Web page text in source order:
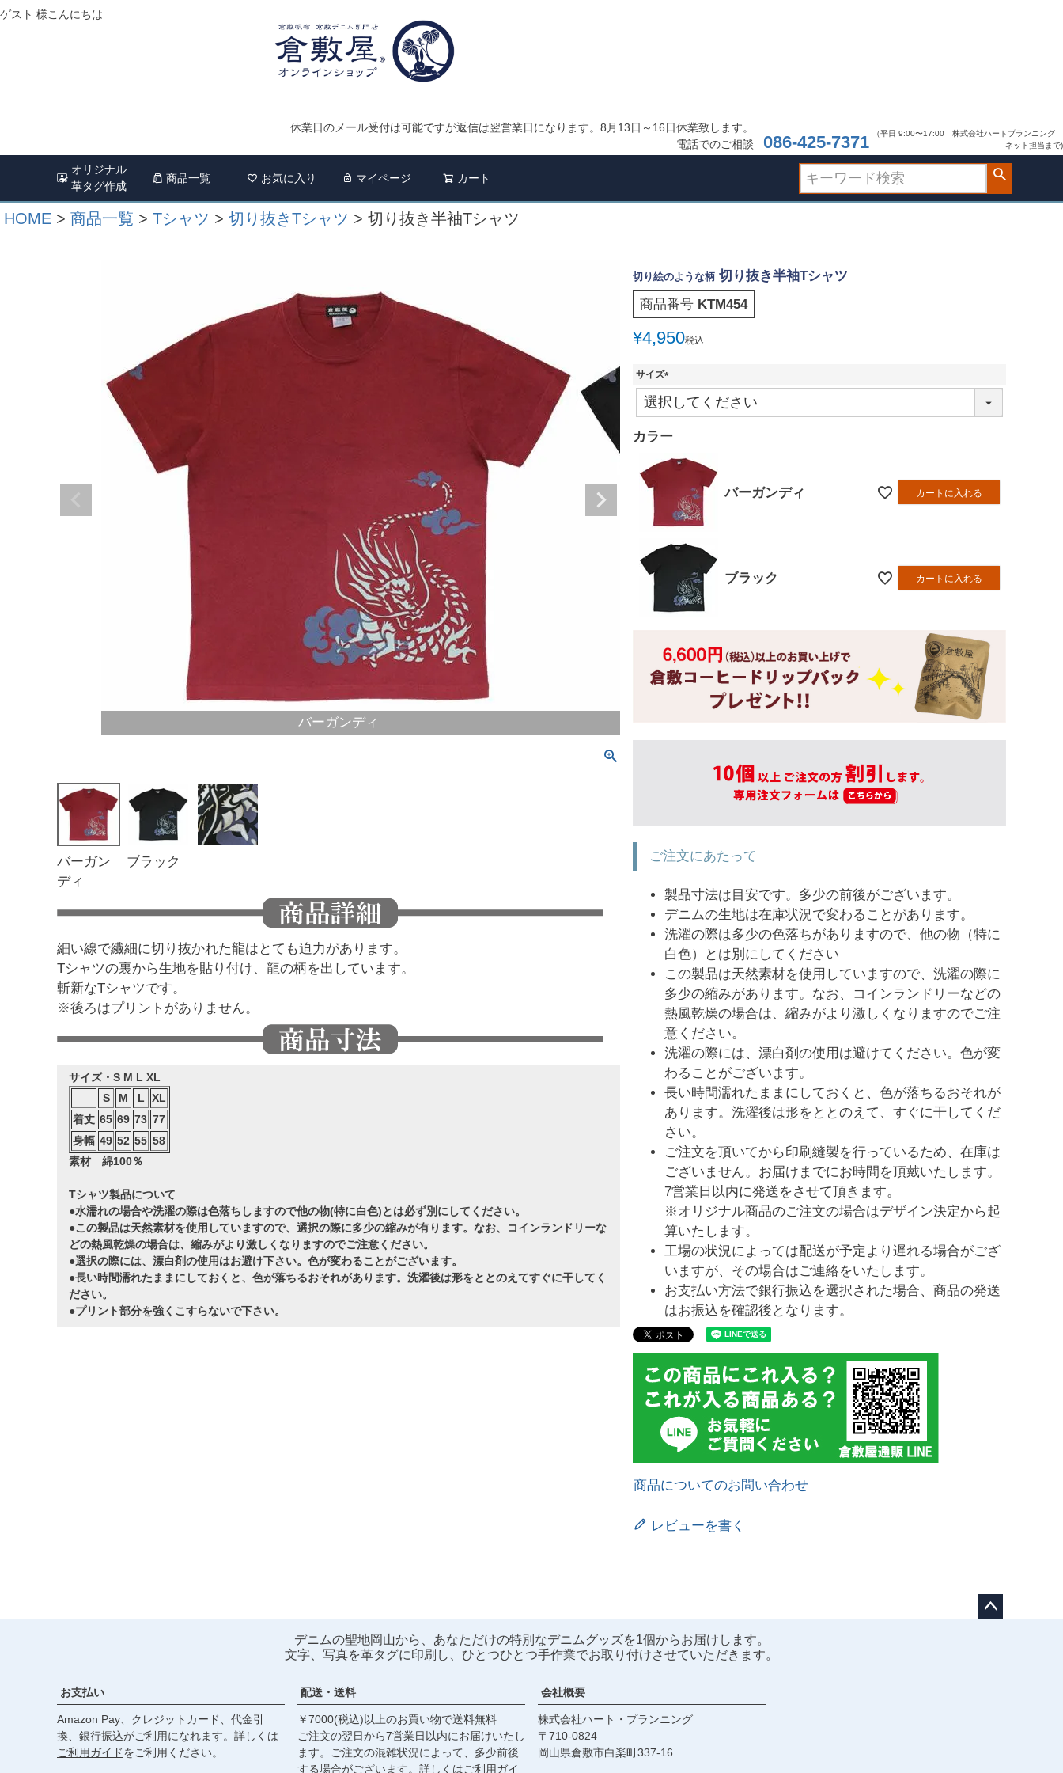
ゲスト 様こんにちは
休業日のメール受付は可能ですが返信は翌営業日になります。8月13日～16日休業致します。
電話でのご相談
086-425-7371
（平日 9:00〜17:00 株式会社ハートプランニング
ネット担当まで)
オリジナル
革タグ作成
商品一覧 お気に入り マイページ カート
HOME 商品一覧 Tシャツ 切り抜きTシャツ 切り抜き半袖Tシャツ
バーガンディ
バーガン
ディ
ブラック
細い線で繊細に切り抜かれた龍はとても迫力があります。
Tシャツの裏から生地を貼り付け、龍の柄を出しています。
斬新なTシャツです。
※後ろはプリントがありません。
サイズ・S M L XL
S
M L
XL
着丈 65 69 73 77
身幅 49 52 55 58
素材 綿100％
Tシャツ製品について
●水濡れの場合や洗濯の際は色落ちしますので他の物(特に白色)とは必ず別にしてください。
●この製品は天然素材を使用していますので、選択の際に多少の縮みが有ります。なお、コインランドリーな
どの熱風乾燥の場合は、縮みがより激しくなりますのでご注意ください。
●選択の際には、漂白剤の使用はお避け下さい。色が変わることがございます。
●長い時間濡れたままにしておくと、色が落ちるおそれがあります。洗濯後は形をととのえてすぐに干してく
ださい。
●プリント部分を強くこすらないで下さい。
切り絵のような柄 切り抜き半袖Tシャツ
商品番号 KTM454
¥4,950税込
サイズ
(
必
須
)
カラー
バーガンディ カートに入れる
ブラック カートに入れる
ご注文にあたって
製品寸法は目安です。多少の前後がございます。
デニムの生地は在庫状況で変わることがあります。
洗濯の際は多少の色落ちがありますので、他の物（特に
白色）とは別にしてください
この製品は天然素材を使用していますので、洗濯の際に
多少の縮みがあります。なお、コインランドリーなどの
熱風乾燥の場合は、縮みがより激しくなりますのでご注
意ください。
洗濯の際には、漂白剤の使用は避けてください。色が変
わることがございます。
長い時間濡れたままにしておくと、色が落ちるおそれが
あります。洗濯後は形をととのえて、すぐに干してくだ
さい。
ご注文を頂いてから印刷縫製を行っているため、在庫は
ございません。お届けまでにお時間を頂戴いたします。
7営業日以内に発送をさせて頂きます。
※オリジナル商品のご注文の場合はデザイン決定から起
算いたします。
工場の状況によっては配送が予定より遅れる場合がござ
いますが、その場合はご連絡をいたします。
お支払い方法で銀行振込を選択された場合、商品の発送
はお振込を確認後となります。
商品についてのお問い合わせ
レビューを書く
デニムの聖地岡山から、あなただけの特別なデニムグッズを1個からお届けします。
文字、写真を革タグに印刷し、ひとつひとつ手作業でお取り付けさせていただきます。
お支払い
Amazon Pay、クレジットカード、代金引
換、銀行振込がご利用になれます。詳しくは
ご利用ガイドをご利用ください。
配送・送料
￥7000(税込)以上のお買い物で送料無料
ご注文の翌日から7営業日以内にお届けいたし
ます。ご注文の混雑状況によって、多少前後
する場合がございます。詳しくはご利用ガイ
会社概要
株式会社ハート・プランニング
710‐0824
岡山県倉敷市白楽町337‐16